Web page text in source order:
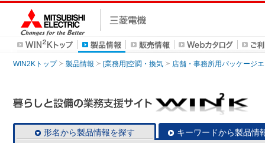
WIN2Kトップ 製品情報 [業務用]空調・換気 店舗・事務所用パッケージ
形名から製品情報を探す キーワードから製品情